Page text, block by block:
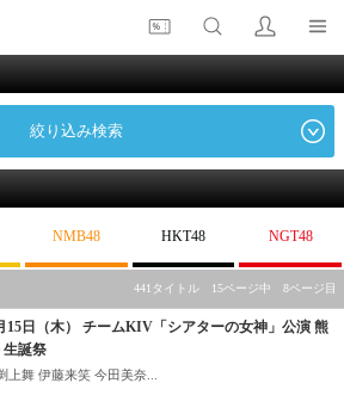
絞り込み検索
NMB48 HKT48 NGT48
441タイトル 15ページ中 8ページ目
15日（木） チームKIV「シアターの女神」公演 熊
生誕祭
上舞 伊藤来笑 今田美奈...